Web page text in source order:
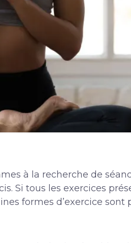
à la recherche de
Si tous les exercices
formes d’exercice